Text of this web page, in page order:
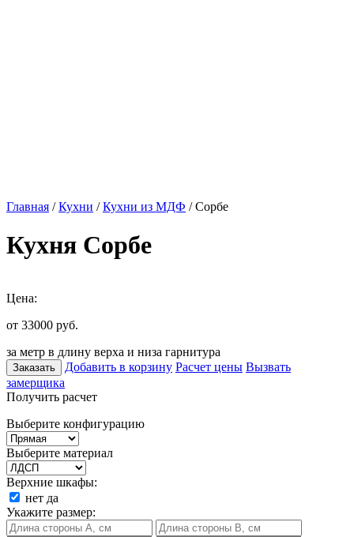
Главная /Кухни /Кухни из МДФ / Сорбе
Кухня Сорбе
Цена:
от 33000 руб.
за метр в длину верха и низа гарнитура
Заказать Добавить в корзину Расчет цены Вызвать
замерщика
Получить расчет
Выберите конфигурацию
Выберите материал
Верхние шкафы:
нет да
Укажите размер: